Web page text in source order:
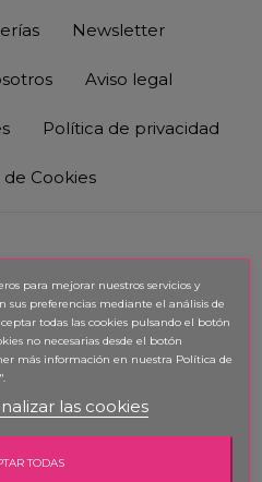
Newsletter
Aviso legal
Política de privacidad
de Cookies
Memorial
de Gastronomía
para mejorar nuestros servicios y
preferencias mediante el análisis de
todas las cookies pulsando el botón
no necesarias desde el botón
más información en nuestra Política de
las cookies
TODAS